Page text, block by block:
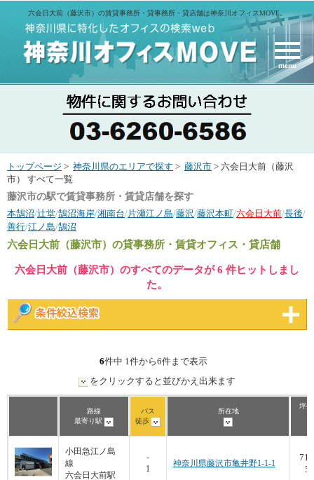
六会日大前（藤沢市）の賃貸事務所・貸事務所・貸店舗は神奈川オフィスMOVE。
menu
トップページ > 神奈川県のエリアで探す > 藤沢市 > 六会日大前（藤沢
市） すべて一覧
藤沢市の駅で賃貸事務所・賃貸店舗を探す
本鵠沼/辻堂/鵠沼海岸/湘南台/片瀬江ノ島/藤沢/藤沢本町 /六会日大前/長後/
善行/江ノ島/鵠沼
六会日大前（藤沢市） の貸事務所・賃貸オフィス・貸店舗
六会日大前（藤沢市）のすべてのデータが 6 件ヒットしまし
た。
6件中 1件から6件まで表示
をクリックすると並びかえ出来ます
路線
最寄り駅
バス
徒歩
所在地
坪
小田急江ノ島
線
六会日大前駅
-
1
神奈川県藤沢市亀井野1-1-1